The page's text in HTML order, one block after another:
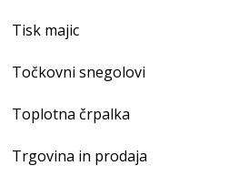
Tisk majic
Točkovni snegolovi
Toplotna črpalka
Trgovina in prodaja